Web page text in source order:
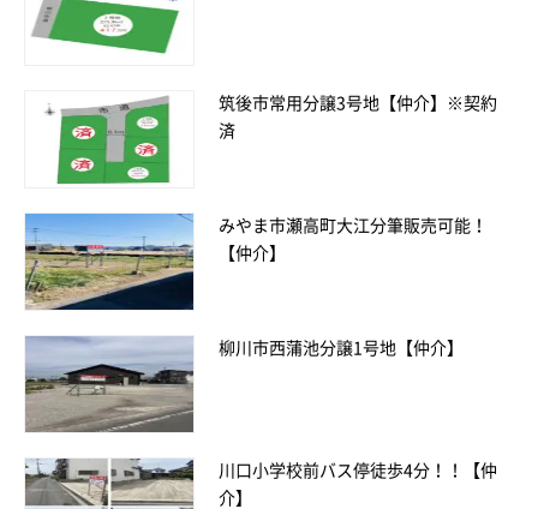
筑後市常用分譲3号地【仲介】※契約
済
みやま市瀬高町大江分筆販売可能！
【仲介】
柳川市西蒲池分譲1号地【仲介】
川口小学校前バス停徒歩4分！！【仲
介】